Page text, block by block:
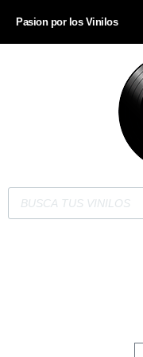
Pasion por los Vinilos